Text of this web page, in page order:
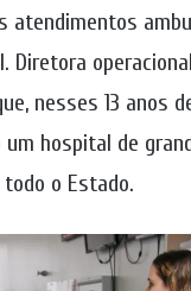
atendimentos
Diretora
nesses 13 anos
hospital de
o Estado.